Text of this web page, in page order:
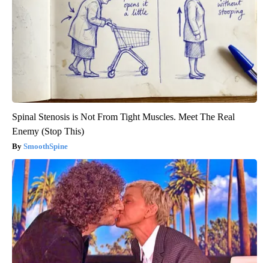
Spinal Stenosis is Not From Tight Muscles. Meet The Real
Enemy (Stop This)
SmoothSpine